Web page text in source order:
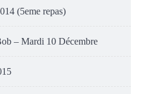
(5eme repas)
– Mardi 10 Décembre